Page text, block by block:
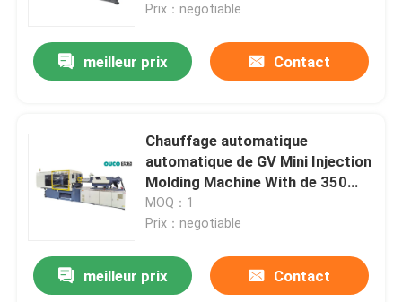
Prix：negotiable
meilleur prix Contact
Chauffage automatique
automatique de GV Mini Injection
Molding Machine With de 350
gigaoctets
MOQ：1
Prix：negotiable
meilleur prix Contact